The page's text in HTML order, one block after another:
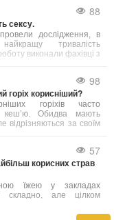
що одне споживання
принесе бажаного
у вживанні.
88
сексу.
дослідження, в
тривалість
виконали фахівці з
98
горіх корисніший?
горіхів часто
кеш’ю. Обидва мають
відрізняються за своїм
57
корисних страв
їжею у закладах
складно, але цілком
які містять менше